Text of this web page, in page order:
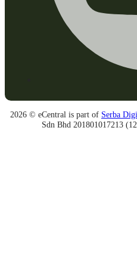
2026 © eCentral is part of Serba
Sdn Bhd 201801017213